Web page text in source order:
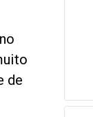
de